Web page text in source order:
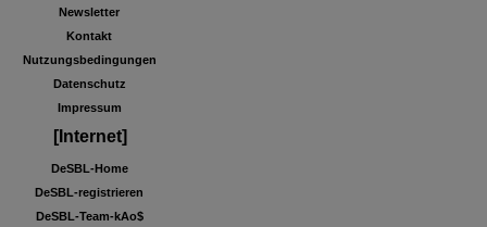
Newsletter
Kontakt
Nutzungsbedingungen
Datenschutz
Impressum
[Internet]
DeSBL-Home
DeSBL-registrieren
DeSBL-Team-kAo$